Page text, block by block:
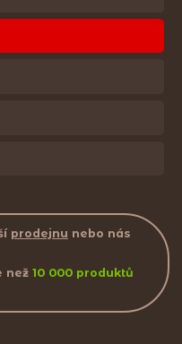
prodejnu nebo nás
než 10 000 produktů